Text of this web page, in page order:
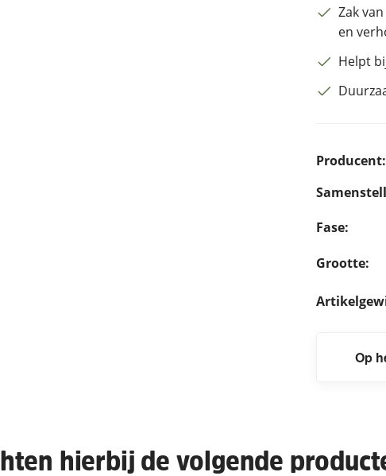
Zak
en
Helpt
Producent:
Fase:
Grootte:
Op
hierbij de volgende